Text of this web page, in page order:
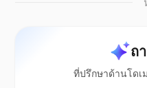
ถ
ที่ปรึกษาด้านโด